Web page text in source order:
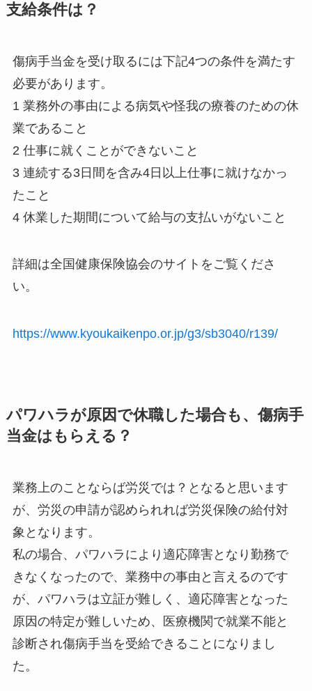
支給条件は？
傷病手当金を受け取るには下記4つの条件を満たす
必要があります。
1 業務外の事由による病気や怪我の療養のための休
業であること
2 仕事に就くことができないこと
3 連続する3日間を含み4日以上仕事に就けなかっ
たこと
4 休業した期間について給与の支払いがないこと
詳細は全国健康保険協会のサイトをご覧くださ
い。
https://www.kyoukaikenpo.or.jp/g3/sb3040/r139/
パワハラが原因で休職した場合も、傷病手
当金はもらえる？
業務上のことならば労災では？となると思います
が、労災の申請が認められれば労災保険の給付対
象となります。
私の場合、パワハラにより適応障害となり勤務で
きなくなったので、業務中の事由と言えるのです
が、パワハラは立証が難しく、適応障害となった
原因の特定が難しいため、医療機関で就業不能と
診断され傷病手当を受給できることになりまし
た。